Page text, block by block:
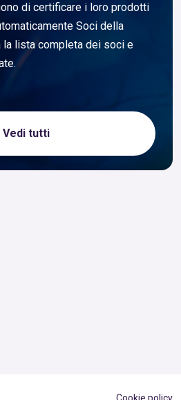
di certificare i loro prodotti
Soci della
la lista completa dei soci e
Vedi tutti